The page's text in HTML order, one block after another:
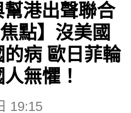
幫港出聲聯合
點】沒美國
病 歐日菲輪
無懼！
19:15